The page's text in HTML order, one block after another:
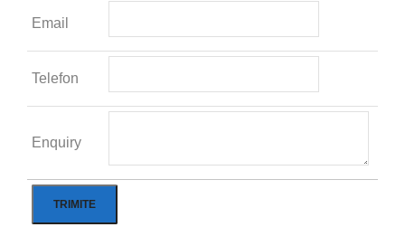
Email
Telefon
Enquiry